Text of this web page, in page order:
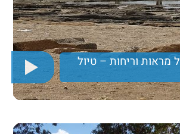
וריחות – טיול
כאתר מורשת תרבות עולמית- עכו. יום
לארץ, שווקים ססגוניים, נמל